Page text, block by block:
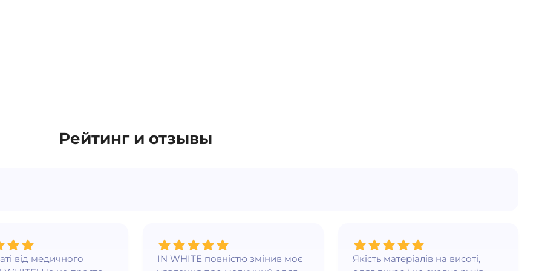
Рейтинг и отзывы
від медичного
IN WHITE повністю змінив моє
Якість матеріалів на висоті,